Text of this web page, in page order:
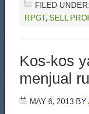
FILED UNDER:
RPGT, SELL
Kos-kos
menjual
MAY 6, 2013 BY